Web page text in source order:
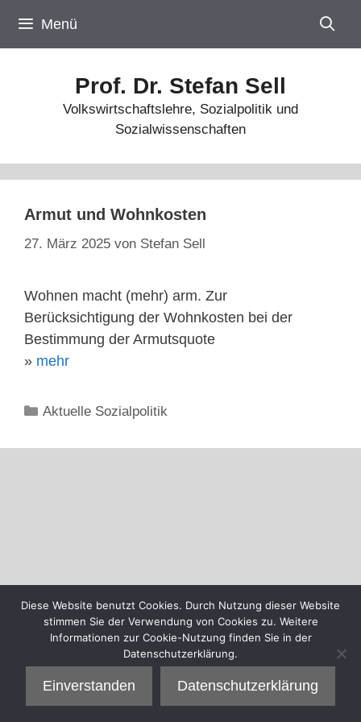
Inhalt
springen
Menü
Prof. Dr. Stefan Sell
Volkswirtschaftslehre, Sozialpolitik und
Sozialwissenschaften
Armut und Wohnkosten
27. März 2025 von Stefan Sell
Wohnen macht (mehr) arm. Zur
Berücksichtigung der Wohnkosten bei der
Bestimmung der Armutsquote
» mehr
Kategorien
Aktuelle Sozialpolitik
Diese Website benutzt Cookies. Durch Nutzung dieser Website
stimmen Sie der Verwendung von Cookies zu. Weitere
Informationen zur Cookie-Nutzung finden Sie in der
Datenschutzerklärung.
Einverstanden Datenschutzerklärung